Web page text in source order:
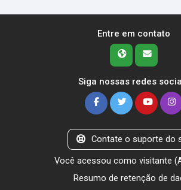
Entre em contato
Siga nossas redes
Contate o suporte do
Você acessou como visitante (
Resumo de retenção de